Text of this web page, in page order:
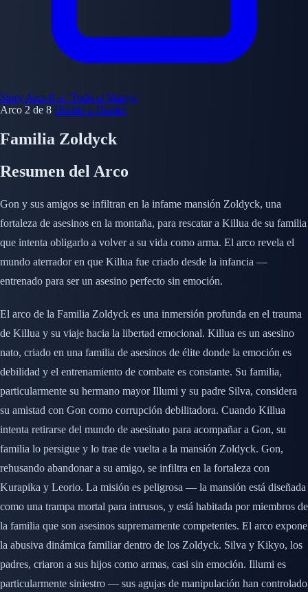
Story Arcs 8 ← Todo el Manga
Arco 2 de 8 Hunter x Hunter
Familia Zoldyck
Resumen del Arco
Gon y sus amigos se infiltran en la infame mansión Zoldyck, una
fortaleza de asesinos en la montaña, para rescatar a Killua de su familia
que intenta obligarlo a volver a su vida como arma. El arco revela el
mundo aterrador en que Killua fue criado desde la infancia —
entrenado para ser un asesino perfecto sin emoción.
El arco de la Familia Zoldyck es una inmersión profunda en el trauma
de Killua y su viaje hacia la libertad emocional. Killua es un asesino
nato, criado en una familia de asesinos de élite donde la emoción es
debilidad y el entrenamiento de combate es constante. Su familia,
particularmente su hermano mayor Illumi y su padre Silva, considera
su amistad con Gon como corrupción debilitadora. Cuando Killua
intenta retirarse del mundo de asesinato para acompañar a Gon, su
familia lo persigue y lo trae de vuelta a la mansión Zoldyck. Gon,
rehusando abandonar a su amigo, se infiltra en la fortaleza con
Kurapika y Leorio. La misión es peligrosa — la mansión está diseñada
como una trampa mortal para intrusos, y está habitada por miembros de
la familia que son asesinos supremamente competentes. El arco expone
la abusiva dinámica familiar dentro de los Zoldyck. Silva y Kikyo, los
padres, criaron a sus hijos como armas, casi sin emoción. Illumi es
particularmente siniestro — sus agujas de manipulación han controlado